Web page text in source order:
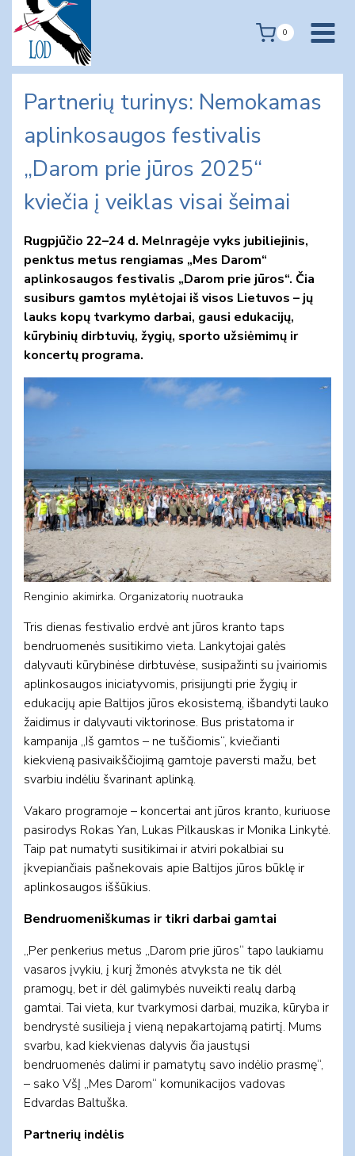
content
0
Partnerių turinys: Nemokamas
aplinkosaugos festivalis
„Darom prie jūros 2025“
kviečia į veiklas visai šeimai
Rugpjūčio 22–24 d. Melnragėje vyks jubiliejinis,
penktus metus rengiamas „Mes Darom“
aplinkosaugos festivalis „Darom prie jūros“. Čia
susiburs gamtos mylėtojai iš visos Lietuvos – jų
lauks kopų tvarkymo darbai, gausi edukacijų,
kūrybinių dirbtuvių, žygių, sporto užsiėmimų ir
koncertų programa.
Renginio akimirka. Organizatorių nuotrauka
Tris dienas festivalio erdvė ant jūros kranto taps
bendruomenės susitikimo vieta. Lankytojai galės
dalyvauti kūrybinėse dirbtuvėse, susipažinti su įvairiomis
aplinkosaugos iniciatyvomis, prisijungti prie žygių ir
edukacijų apie Baltijos jūros ekosistemą, išbandyti lauko
žaidimus ir dalyvauti viktorinose. Bus pristatoma ir
kampanija „Iš gamtos – ne tuščiomis“, kviečianti
kiekvieną pasivaikščiojimą gamtoje paversti mažu, bet
svarbiu indėliu švarinant aplinką.
Vakaro programoje – koncertai ant jūros kranto, kuriuose
pasirodys Rokas Yan, Lukas Pilkauskas ir Monika Linkytė.
Taip pat numatyti susitikimai ir atviri pokalbiai su
įkvepiančiais pašnekovais apie Baltijos jūros būklę ir
aplinkosaugos iššūkius.
Bendruomeniškumas ir tikri darbai gamtai
„Per penkerius metus „Darom prie jūros“ tapo laukiamu
vasaros įvykiu, į kurį žmonės atvyksta ne tik dėl
pramogų, bet ir dėl galimybės nuveikti realų darbą
gamtai. Tai vieta, kur tvarkymosi darbai, muzika, kūryba ir
bendrystė susilieja į vieną nepakartojamą patirtį. Mums
svarbu, kad kiekvienas dalyvis čia jaustųsi
bendruomenės dalimi ir pamatytų savo indėlio prasmę“,
– sako VšĮ „Mes Darom“ komunikacijos vadovas
Edvardas Baltuška.
Partnerių indėlis